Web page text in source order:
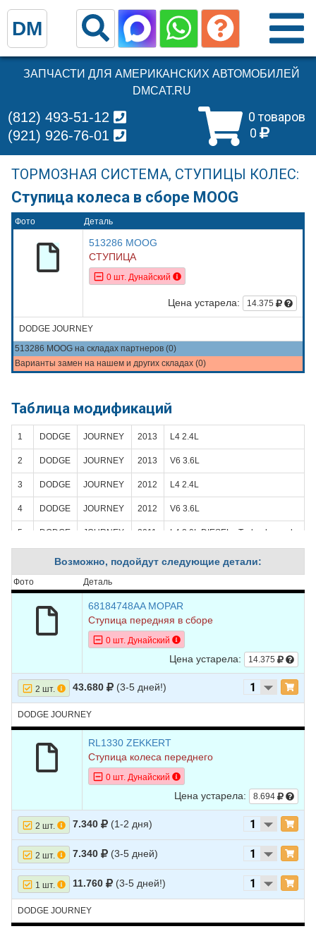
ЗАПЧАСТИ ДЛЯ АМЕРИКАНСКИХ АВТОМОБИЛЕЙ
DMCAT.RU
0 товаров
0
(812) 493-51-12
(921) 926-76-01
ТОРМОЗНАЯ СИСТЕМА, СТУПИЦЫ КОЛЕС:
Ступица колеса в сборе MOOG
Фото Деталь
513286 MOOG
СТУПИЦА
0 шт. Дунайский
Цена устарела: 14.375
DODGE JOURNEY
513286 MOOG на складах партнеров (0)
Варианты замен на нашем и других складах (0)
Таблица модификаций
1 DODGE JOURNEY 2013 L4 2.4L
2 DODGE JOURNEY 2013 V6 3.6L
3 DODGE JOURNEY 2012 L4 2.4L
4 DODGE JOURNEY 2012 V6 3.6L
5 DODGE JOURNEY 2011 L4 2.0L DIESEL - Turbocharged
DODGE 2011
7 JOURNEY
DODGE JOURNEY 2010 L4 2.4L
JOURNEY 2010 V6 3.5L
11 DODGE JOURNEY 2009 V6 3.5L
Возможно, подойдут следующие детали:
Фото Деталь
68184748AA MOPAR
Ступица передняя в сборе
0 шт. Дунайский
Цена устарела: 14.375
2 шт. 43.680 (3-5 дней!)
DODGE JOURNEY
RL1330 ZEKKERT
Ступица колеса переднего
0 шт. Дунайский
Цена устарела: 8.694
2 шт. 7.340 (1-2 дня)
2 шт. 7.340 (3-5 дней)
1 шт. 11.760 (3-5 дней!)
DODGE JOURNEY
DM